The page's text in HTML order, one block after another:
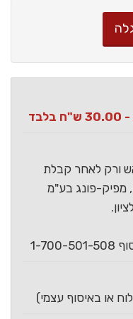
ורק לאחר קבלת
מפיק-פונג בע"מ
508